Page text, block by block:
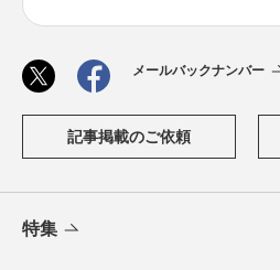
メールバックナンバー
記事掲載のご依頼
特集